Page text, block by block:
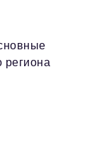
региона